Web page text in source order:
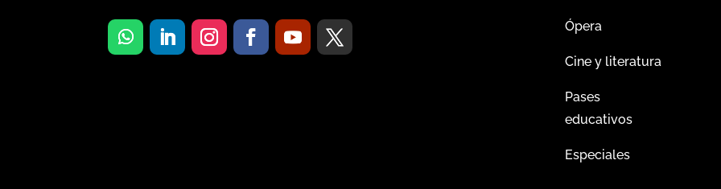
Ópera
Cine y literatura
Pases
educativos
Especiales